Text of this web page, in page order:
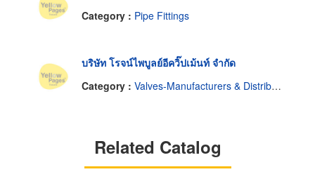
Category : Pipe Fittings
บริษัท โรจน์ไพบูลย์อีควิ๊ปเม้นท์ จำกัด
Category : Valves-Manufacturers & Distributors
Related Catalog